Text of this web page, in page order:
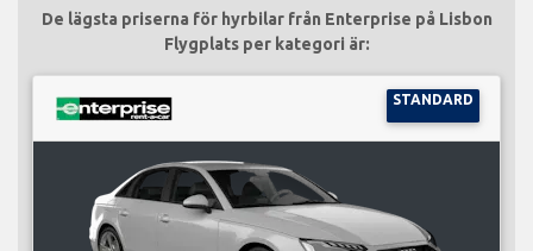
De lägsta priserna för hyrbilar från Enterprise på Lisbon
Flygplats per kategori är:
STANDARD